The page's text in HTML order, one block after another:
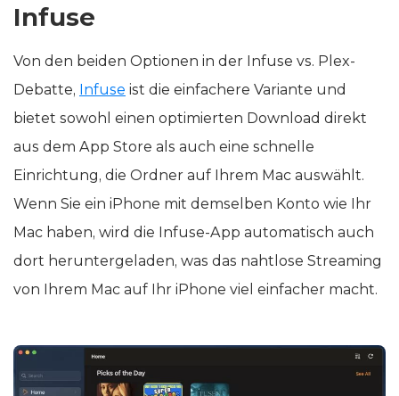
Infuse
Von den beiden Optionen in der Infuse vs. Plex-
Debatte, Infuse ist die einfachere Variante und
bietet sowohl einen optimierten Download direkt
aus dem App Store als auch eine schnelle
Einrichtung, die Ordner auf Ihrem Mac auswählt.
Wenn Sie ein iPhone mit demselben Konto wie Ihr
Mac haben, wird die Infuse-App automatisch auch
dort heruntergeladen, was das nahtlose Streaming
von Ihrem Mac auf Ihr iPhone viel einfacher macht.